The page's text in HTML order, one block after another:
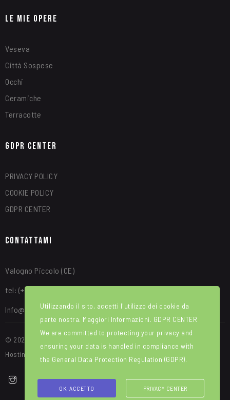
Le Mie Opere
Veseva
Città Sospese
Occhi
Ceramiche
Terracotte
GDPR Center
PRIVACY POLICY
COOKIE POLICY
GDPR CENTER
Contattami
Valogno Piccolo (CE)
tel: (+39) 340 8315664
Info@alfredotroise.com
© 2025 Portale Web ideato e sviluppato da WEBIRD. Manutenzione e
Hosting di Red House srl
Utilizzando il sito, accetti l'utilizzo dei cookie da
parte nostra. Maggiori Informazioni. GDPR CENTER
We are committed to protecting your privacy and
ensuring your data is handled in compliance with
the General Data Protection Regulation (GDPR).
OK, ACCETTO PRIVACY CENTER